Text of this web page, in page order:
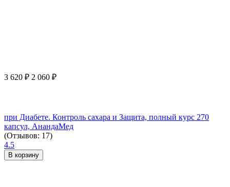
3 620 ₽ 2 060 ₽
при Диабете. Контроль сахара и Защита, полный курс 270
капсул, АнандаМед
(Отзывов: 17)
4.5
В корзину